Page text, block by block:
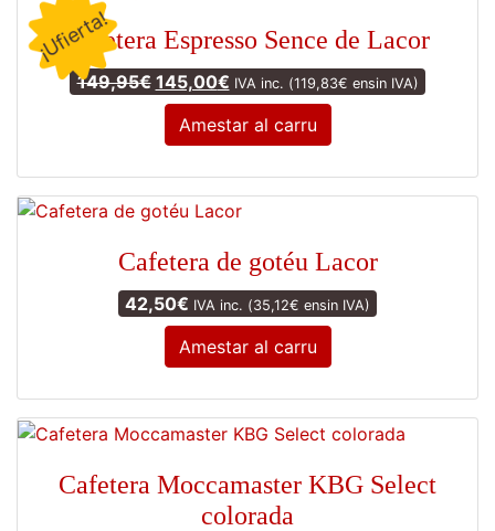
¡Ufierta!
Cafetera Espresso Sence de Lacor
149,95€ Original price was: 149,95€.
145,00€Current price is: 145,00€.
IVA inc. (119,83€ ensin IVA)
Amestar al carru
Cafetera de gotéu Lacor
42,50€ IVA inc. (35,12€ ensin IVA)
Amestar al carru
Cafetera Moccamaster KBG Select
colorada